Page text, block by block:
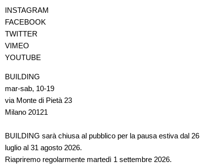
INSTAGRAM
FACEBOOK
TWITTER
VIMEO
YOUTUBE
BUILDING
mar-sab, 10-19
via Monte di Pietà 23
Milano 20121
BUILDING sarà chiusa al pubblico per la pausa estiva dal 26
luglio al 31 agosto 2026.
Riapriremo regolarmente martedì 1 settembre 2026.